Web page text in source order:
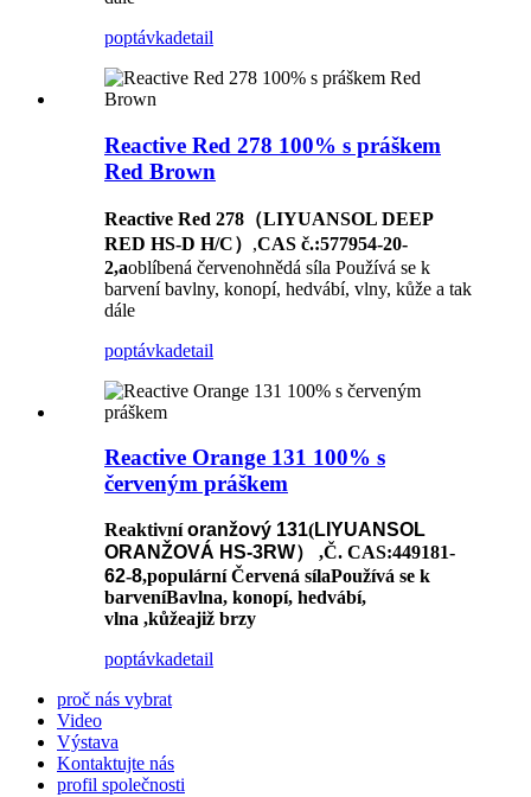
poptávkadetail
Reactive Red 278 100% s práškem
Red Brown
Reactive Red 278（LIYUANSOL DEEP
RED HS-D H/C） ,CAS č.:577954-20-
2,aoblíbená červenohnědá síla Používá se k
barvení bavlny, konopí, hedvábí, vlny, kůže a tak
dále
poptávkadetail
Reactive Orange 131 100% s
červeným práškem
Reaktivní oranžový 131(LIYUANSOL
ORANŽOVÁ HS-3RW） ,Č. CAS:449181-
62-8,populární Červená sílaPoužívá se k
barveníBavlna, konopí, hedvábí,
vlna ,kůžeajiž brzy
poptávkadetail
proč nás vybrat
Video
Výstava
Kontaktujte nás
profil společnosti